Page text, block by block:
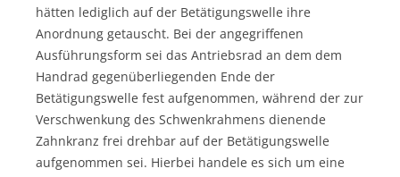
hätten lediglich auf der Betätigungswelle ihre
Anordnung getauscht. Bei der angegriffenen
Ausführungsform sei das Antriebsrad an dem dem
Handrad gegenüberliegenden Ende der
Betätigungswelle fest aufgenommen, während der zur
Verschwenkung des Schwenkrahmens dienende
Zahnkranz frei drehbar auf der Betätigungswelle
aufgenommen sei. Hierbei handele es sich um eine